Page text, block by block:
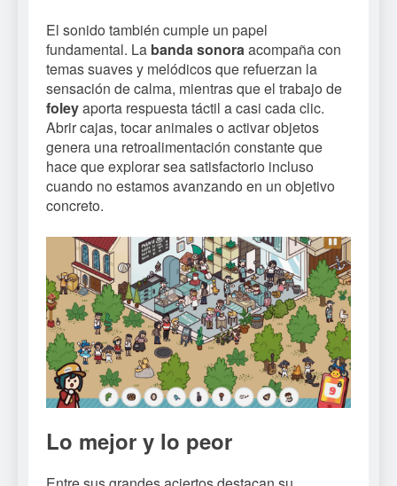
El sonido también cumple un papel
fundamental. La banda sonoraacompaña con
temas suaves y melódicos que refuerzan la
sensación de calma, mientras que el trabajo de
foleyaporta respuesta táctil a casi cada clic.
Abrir cajas, tocar animales o activar objetos
genera una retroalimentación constante que
hace que explorar sea satisfactorio incluso
cuando no estamos avanzando en un objetivo
concreto.
Lo mejor y lo peor